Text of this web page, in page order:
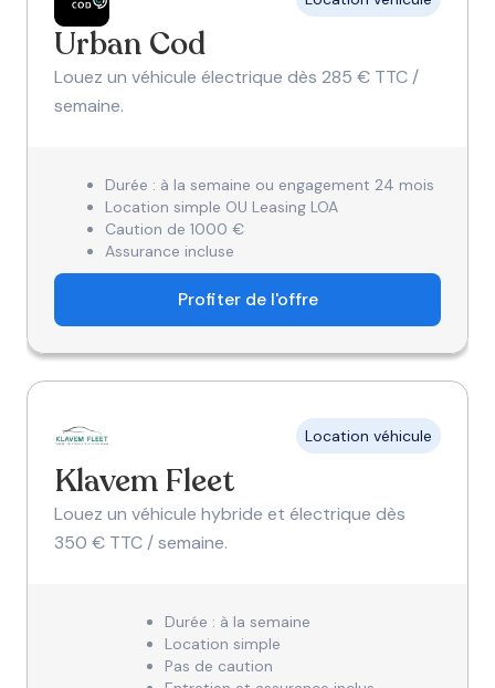
Urban Cod
Louez un véhicule électrique dès 285 € TTC /
semaine.
Durée : à la semaine ou engagement 24 mois
Location simple OU Leasing LOA
Caution de 1000 €
Assurance incluse
Profiter de l'offre
Location véhicule
Klavem Fleet
Louez un véhicule hybride et électrique dès
350 € TTC / semaine.
Durée : à la semaine
Location simple
Pas de caution